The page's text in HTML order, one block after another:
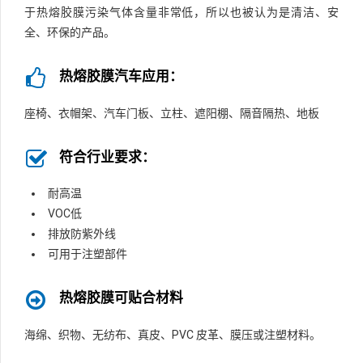
于热熔胶膜污染气体含量非常低，所以也被认为是清洁、安
全、环保的产品。
热熔胶膜汽车应用：
座椅、衣帽架、汽车门板、立柱、遮阳棚、隔音隔热、地板
符合行业要求：
耐高温
VOC低
排放防紫外线
可用于注塑部件
热熔胶膜可贴合材料
海绵、织物、无纺布、真皮、PVC 皮革、膜压或注塑材料。